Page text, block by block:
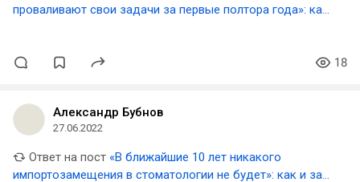
проваливают свои задачи за первые полтора года»: как
18
Александр Бубнов
27.06.2022
Ответ на пост «В ближайшие 10 лет никакого
импортозамещения в стоматологии не будет»: как и за